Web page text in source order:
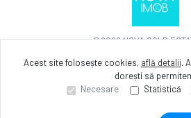
©2026NOVA GOLD
Site creat în
Acest site folosește cookies, află detalii.
dorești să
Necesare
Statistică